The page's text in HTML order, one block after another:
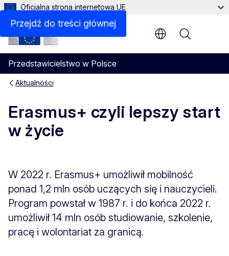
Przejdź do treści głównej
Oficjalna strona internetowa UE
Przedstawicielstwo w Polsce
Menu
Aktualności
Erasmus+ czyli lepszy start
w życie
W 2022 r. Erasmus+ umożliwił mobilność
ponad 1,2 mln osób uczących się i nauczycieli.
Program powstał w 1987 r. i do końca 2022 r.
umożliwił 14 mln osób studiowanie, szkolenie,
pracę i wolontariat za granicą.